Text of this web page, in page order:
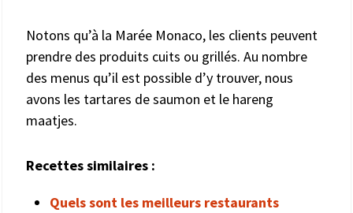
Notons qu’à la Marée Monaco, les clients peuvent
prendre des produits cuits ou grillés. Au nombre
des menus qu’il est possible d’y trouver, nous
avons les tartares de saumon et le hareng
maatjes.
Recettes similaires :
Quels sont les meilleurs restaurants